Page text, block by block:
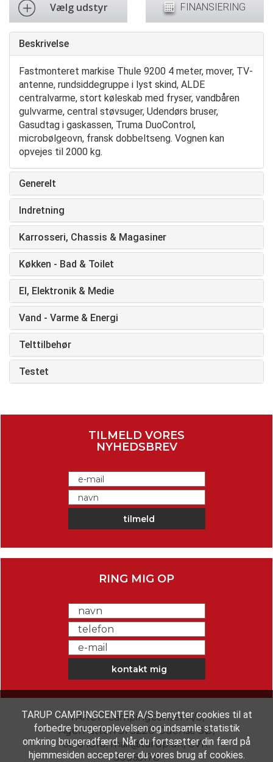
Vælg udstyr FINANSIERING
Beskrivelse
Fastmonteret markise Thule 9200 4 meter, mover, TV-
antenne, rundsiddegruppe i lyst skind, ALDE
centralvarme, stort køleskab med fryser, vandbåren
gulvvarme, central støvsuger, Udendørs bruser,
Gasudtag i gaskassen, Truma DuoControl,
microbølgeovn, fransk dobbeltseng. Vognen kan
opvejes til 2000 kg.
Generelt
Indretning
Karrosseri, Chassis & Magasiner
Køkken - Bad & Toilet
El, Elektronik & Medie
Vand - Varme & Energi
Telttilbehør
Testet
TILMELD VORES
NYHEDSBREV
RING MIG OP
TARUP Campingcenter A/S,
Agerhatten 31 5220 Odense SØ,
6616 1818,mail@tarup.dk,CVR:
30365178
TARUP CAMPINGCENTER A/S benytter cookies til at
forbedre brugeroplevelsen og indsamle statistik
omkring brugeradfærd. Når du fortsætter din færd på
hjemmesiden accepterer du vores brug af cookies.